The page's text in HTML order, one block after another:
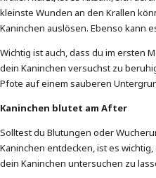
kleinste Wunden an den Krallen
Kaninchen auslösen. Ebenso kann
Wichtig ist auch, dass du im ersten
dein Kaninchen versuchst zu
Pfote auf einem sauberen
Kaninchen blutet am After
Solltest du Blutungen oder
Kaninchen entdecken, ist es
dein Kaninchen untersuchen zu